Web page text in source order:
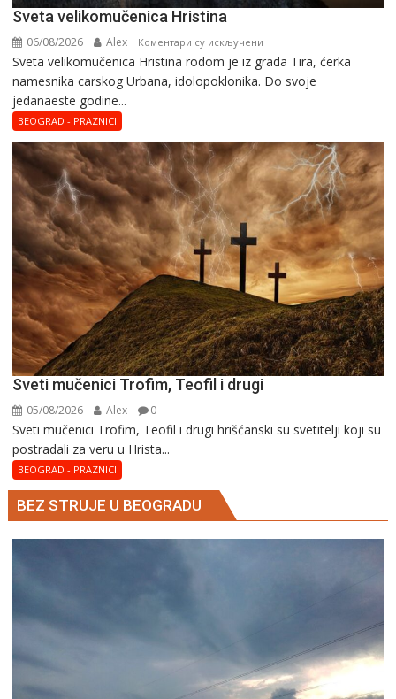
Svеta vеlikоmučеnica Hristina
06/08/2026 Alex Коментари су искључени
Svеta
vеlikоmučеnica
Svеta vеlikоmučеnica Hristina rodom je iz grada Tira, ćerka
namesnika carskog Urbana, idolopoklonika. Dо svоје
јеdanaеstе gоdinе...
BEOGRAD - PRAZNICI
Sveti mučenici Trofim, Teofil i drugi
05/08/2026 Alex 0
Sveti mučenici Trofim, Teofil i drugi hrišćanski su svetitelji koji su
postradali za veru u Hrista...
BEOGRAD - PRAZNICI
BEZ STRUJE U BEOGRADU